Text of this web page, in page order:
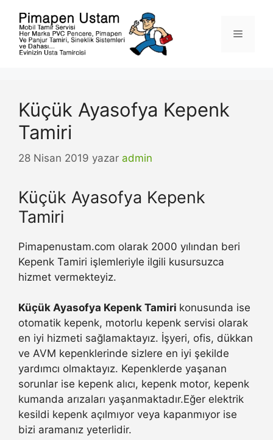
Menü
Küçük Ayasofya Kepenk
Tamiri
28 Nisan 2019 yazar admin
Küçük Ayasofya Kepenk
Tamiri
Pimapenustam.com olarak 2000 yılından beri
Kepenk Tamiri işlemleriyle ilgili kusursuzca
hizmet vermekteyiz.
Küçük Ayasofya Kepenk Tamiri konusunda ise
otomatik kepenk, motorlu kepenk servisi olarak
en iyi hizmeti sağlamaktayız. İşyeri, ofis, dükkan
ve AVM kepenklerinde sizlere en iyi şekilde
yardımcı olmaktayız. Kepenklerde yaşanan
sorunlar ise kepenk alıcı, kepenk motor, kepenk
kumanda arızaları yaşanmaktadır.Eğer elektrik
kesildi kepenk açılmıyor veya kapanmıyor ise
bizi aramanız yeterlidir.